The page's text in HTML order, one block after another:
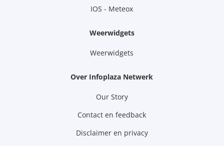
IOS - Meteox
Weerwidgets
Weerwidgets
Over Infoplaza Netwerk
Our Story
Contact en feedback
Disclaimer en privacy